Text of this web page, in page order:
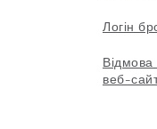
Логін
Відмова
веб-